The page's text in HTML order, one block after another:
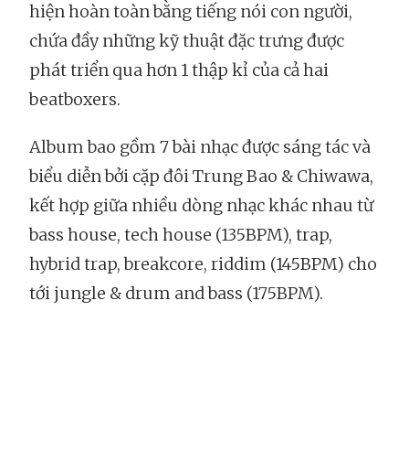
hiện hoàn toàn bằng tiếng nói con người,
chứa đầy những kỹ thuật đặc trưng được
phát triển qua hơn 1 thập kỉ của cả hai
beatboxers.
Album bao gồm 7 bài nhạc được sáng tác và
biểu diễn bởi cặp đôi Trung Bao & Chiwawa,
kết hợp giữa nhiều dòng nhạc khác nhau từ
bass house, tech house (135BPM), trap,
hybrid trap, breakcore, riddim (145BPM) cho
tới jungle & drum and bass (175BPM).